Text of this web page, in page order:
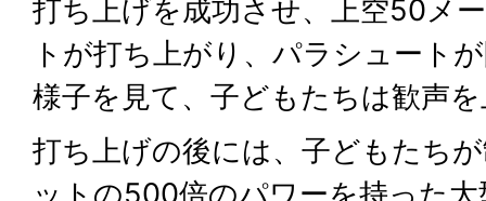
打ち上げを成功させ、上空50メ
トが打ち上がり、パラシュート
様子を見て、子どもたちは歓声
打ち上げの後には、子どもたち
ットの500倍のパワーを持った